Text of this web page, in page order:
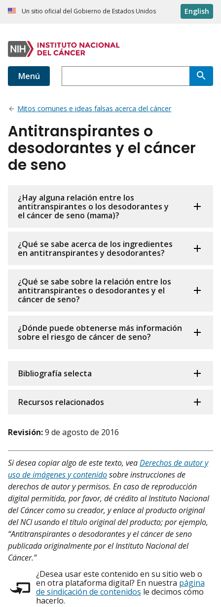
Un sitio oficial del Gobierno de Estados Unidos English
Menú
Mitos comunes e ideas falsas acerca del cáncer
Antitranspirantes o
desodorantes y el cáncer
de seno
¿Hay alguna relación entre los
antitranspirantes o los desodorantes y
el cáncer de seno (mama)?
¿Qué se sabe acerca de los ingredientes
en antitranspirantes y desodorantes?
¿Qué se sabe sobre la relación entre los
antitranspirantes o desodorantes y el
cáncer de seno?
¿Dónde puede obtenerse más información
sobre el riesgo de cáncer de seno?
Bibliografía selecta
Recursos relacionados
Revisión:9 de agosto de 2016
Si desea copiar algo de este texto, veaDerechos de autor y
uso de imágenes y contenidosobre instrucciones de
derechos de autor y permisos. En caso de reproducción
digital permitida, por favor, dé crédito al Instituto Nacional
del Cáncer como su creador, y enlace al producto original
del NCI usando el título original del producto; por ejemplo,
“Antitranspirantes o desodorantes y el cáncer de seno
publicada originalmente por el Instituto Nacional del
Cáncer.”
¿Desea usar este contenido en su sitio web o
en otra plataforma digital? En nuestra página
de sindicación de contenidos le decimos cómo
hacerlo.